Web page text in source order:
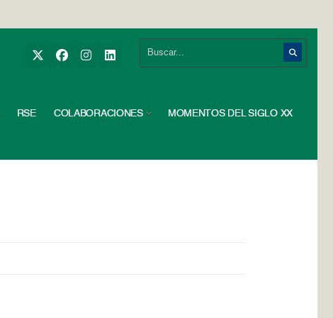
RSE COLABORACIONES MOMENTOS DEL SIGLO XX